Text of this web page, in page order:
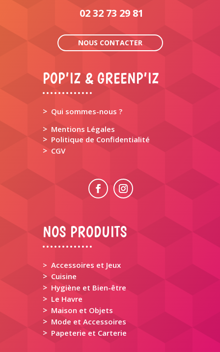
02 32 73 29 81
NOUS CONTACTER
POP’IZ & GREENP’IZ
> Qui sommes-nous ?
> Mentions Légales
> Politique de Confidentialité
> CGV
NOS PRODUITS
> Accessoires et Jeux
> Cuisine
> Hygiène et Bien-être
> Le Havre
> Maison et Objets
> Mode et Accessoires
> Papeterie et Carterie